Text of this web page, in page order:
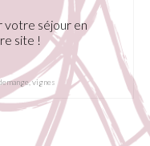
votre séjour en
site !
,vignes